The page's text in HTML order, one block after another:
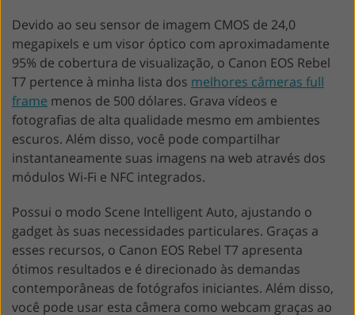
Devido ao seu sensor de imagem CMOS de 24,0
megapixels e um visor óptico com aproximadamente
95% de cobertura de visualização, o Canon EOS Rebel
T7 pertence à minha lista dos melhores câmeras full
frame menos de 500 dólares. Grava vídeos e
fotografias de alta qualidade mesmo em ambientes
escuros. Além disso, você pode compartilhar
instantaneamente suas imagens na web através dos
módulos Wi-Fi e NFC integrados.
Possui o modo Scene Intelligent Auto, ajustando o
gadget às suas necessidades particulares. Graças a
esses recursos, o Canon EOS Rebel T7 apresenta
ótimos resultados e é direcionado às demandas
contemporâneas de fotógrafos iniciantes. Além disso,
você pode usar esta câmera como webcam graças ao